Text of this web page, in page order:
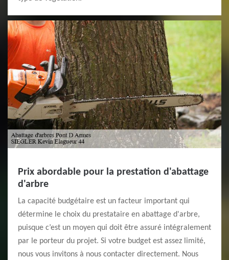
Prix abordable pour la prestation d'abattage
d'arbre
La capacité budgétaire est un facteur important qui
détermine le choix du prestataire en abattage d'arbre,
puisque c’est un moyen qui doit être assuré intégralement
par le porteur du projet. Si votre budget est assez limité,
nous vous invitons à nous contacter directement. Nous